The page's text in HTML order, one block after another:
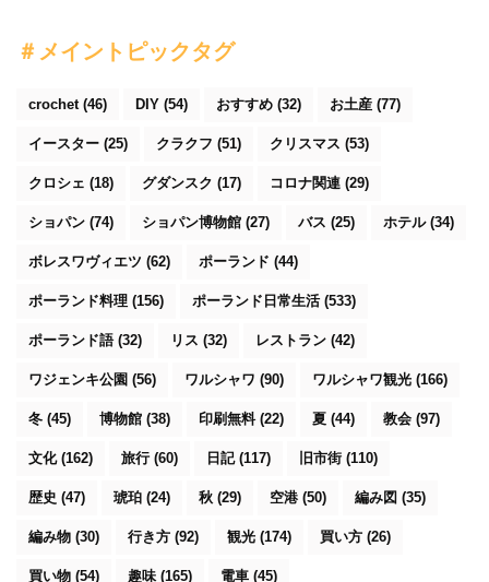
＃メイントピックタグ
crochet(46) DIY (54) おすすめ (32) お土産 (77)
イースター (25) クラクフ (51) クリスマス (53)
クロシェ (18) グダンスク (17) コロナ関連 (29)
ショパン (74) ショパン博物館 (27) バス (25) ホテル(34)
ボレスワヴィエツ (62) ポーランド (44)
ポーランド料理 (156) ポーランド日常生活(533)
ポーランド語(32) リス (32) レストラン (42)
ワジェンキ公園 (56) ワルシャワ (90) ワルシャワ観光 (166)
冬 (45) 博物館 (38) 印刷無料(22) 夏 (44) 教会 (97)
文化(162) 旅行 (60) 日記(117) 旧市街 (110)
歴史 (47) 琥珀 (24) 秋 (29) 空港 (50) 編み図 (35)
編み物 (30) 行き方 (92) 観光 (174) 買い方 (26)
買い物 (54) 趣味(165) 電車 (45)